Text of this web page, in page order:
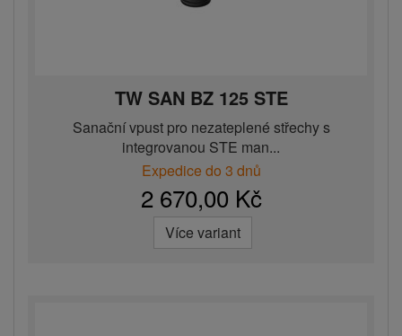
TW SAN BZ 125 STE
Sanační vpust pro nezateplené střechy s
integrovanou STE man...
Expedice do 3 dnů
2 670,00 Kč
Více variant